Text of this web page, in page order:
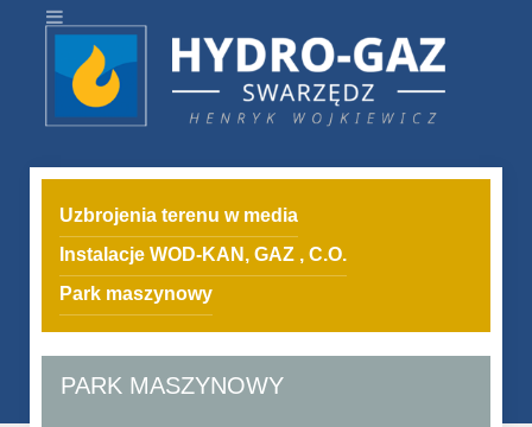
Uzbrojenia terenu w media
Instalacje WOD-KAN, GAZ , C.O.
Park maszynowy
PARK MASZYNOWY